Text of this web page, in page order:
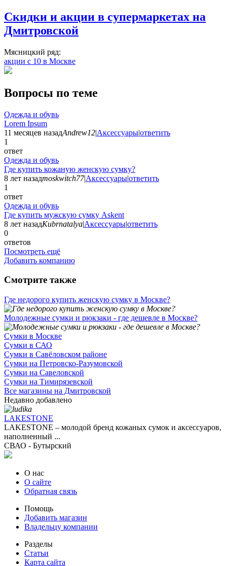
Скидки и акции в супермаркетах на
Дмитровской
Мясницкий ряд:
акции с 10 в Москве
Вопросы по теме
Одежда и обувь
Lorem Ipsum
11 месяцев назадAndrew12|Аксессуары|ответить
1
ответ
Одежда и обувь
Где купить кожаную женскую сумку?
8 лет назадmoskwitch77|Аксессуары|ответить
1
ответ
Одежда и обувь
Где купить мужскую сумку Askent
8 лет назадKubrnatalya|Аксессуары|ответить
0
ответов
Посмотреть ещё
Добавить компанию
Смотрите также
Где недорого купить женскую сумку в Москве?
Молодежные сумки и рюкзаки - где дешевле в Москве?
Сумки в Москве
Сумки в САО
Сумки в Савёловском районе
Сумки на Петровско-Разумовской
Сумки на Савеловской
Сумки на Тимирязевской
Все магазины на Дмитровской
Недавно добавлено
LAKESTONE
LAKESTONE – молодой бренд кожаных сумок и аксессуаров,
наполненный ...
СВАО - Бутырский
О нас
О сайте
Обратная связь
Помощь
Добавить магазин
Владельцу компании
Разделы
Статьи
Карта сайта